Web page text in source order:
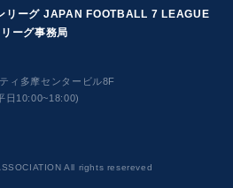
リーグ JAPAN FOOTBALL 7 LEAGUE
リーグ事務局
ィ多摩センタービル8F
日10:00~18:00)
All rights resereved